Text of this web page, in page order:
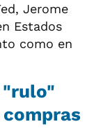
Jerome
Estados
como en
"rulo"